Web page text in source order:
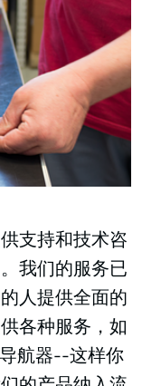
支持和技术咨
我们的服务已
人提供全面的
各种服务，如
航器--这样你